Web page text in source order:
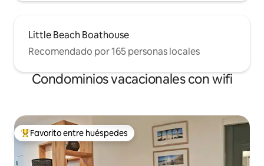
Little Beach Boathouse
Recomendado por 165 personas locales
Condominios vacacionales con wifi
Favorito entre huéspedes preferido
Favorito entre huéspedes